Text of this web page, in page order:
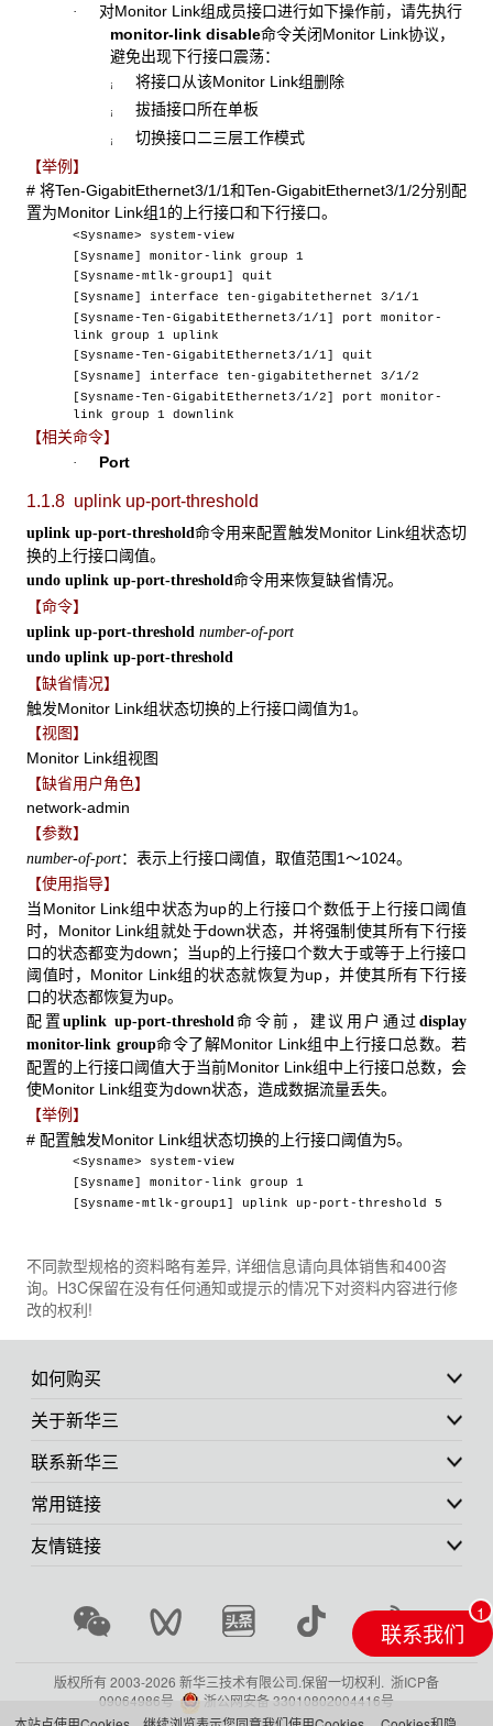
· 对Monitor Link组成员接口进行如下操作前，请先执行
monitor-link disable命令关闭Monitor Link协议，
避免出现下行接口震荡：
¡ 将接口从该Monitor Link组删除
¡ 拔插接口所在单板
¡
切换接口二三层工作模式
【举例】
# 将Ten-GigabitEthernet3/1/1和Ten-GigabitEthernet3/1/2分别配
置为Monitor Link组1的上行接口和下行接口。
<Sysname> system-view
[Sysname] monitor-link group 1
[Sysname-mtlk-group1] quit
[Sysname] interface ten-gigabitethernet 3/1/1
[Sysname-Ten-GigabitEthernet3/1/1] port monitor-
link group 1 uplink
[Sysname-Ten-GigabitEthernet3/1/1] quit
[Sysname] interface ten-gigabitethernet 3/1/2
[Sysname-Ten-GigabitEthernet3/1/2] port monitor-
link group 1 downlink
【相关命令】
· Port
1.1.8 uplink up-port-threshold
uplink up-port-threshold命令用来配置触发Monitor Link组状态切
换的上行接口阈值。
undo uplink up-port-threshold命令用来恢复缺省情况。
【命令】
uplink up-port-threshold number-of-port
undo uplink up-port-threshold
【缺省情况】
触发Monitor Link组状态切换的上行接口阈值为1。
【视图】
Monitor Link组视图
【缺省用户角色】
network-admin
【参数】
number-of-port：表示上行接口阈值，取值范围1～1024。
【使用指导】
当Monitor Link组中状态为up的上行接口个数低于上行接口阈值
时，Monitor Link组就处于down状态，并将强制使其所有下行接
口的状态都变为down；当up的上行接口个数大于或等于上行接口
阈值时，Monitor Link组的状态就恢复为up，并使其所有下行接
口的状态都恢复为up。
配置uplink up-port-threshold命令前，建议用户通过display
monitor-link group命令了解Monitor Link组中上行接口总数。若
配置的上行接口阈值大于当前Monitor Link组中上行接口总数，会
使Monitor Link组变为down状态，造成数据流量丢失。
【举例】
# 配置触发Monitor Link组状态切换的上行接口阈值为5。
<Sysname> system-view
[Sysname] monitor-link group 1
[Sysname-mtlk-group1] uplink up-port-threshold 5
不同款型规格的资料略有差异, 详细信息请向具体销售和400咨
询。H3C保留在没有任何通知或提示的情况下对资料内容进行修
改的权利!
如何购买
关于新华三
联系新华三
常用链接
友情链接
版权所有 2003-2026 新华三技术有限公司.保留一切权利. 浙ICP备
09064986号
浙公网安备 33010802004416号
联系我们